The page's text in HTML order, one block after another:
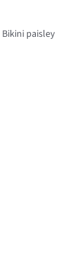
Bikini paisley